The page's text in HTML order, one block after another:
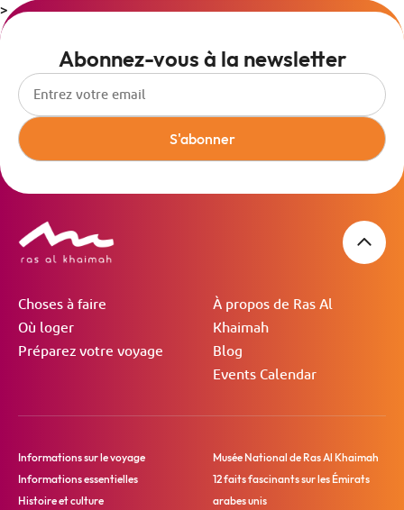
>
Abonnez-vous à la newsletter
S'abonner
Choses à faire
Où loger
Préparez votre voyage
À propos de Ras Al
Khaimah
Blog
Events Calendar
Informations sur le voyage
Informations essentielles
Histoire et culture
Musée National de Ras Al Khaimah
12 faits fascinants sur les Émirats
arabes unis